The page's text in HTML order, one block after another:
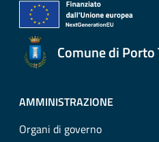
Comune di Porto
AMMINISTRAZIONE
Organi di governo